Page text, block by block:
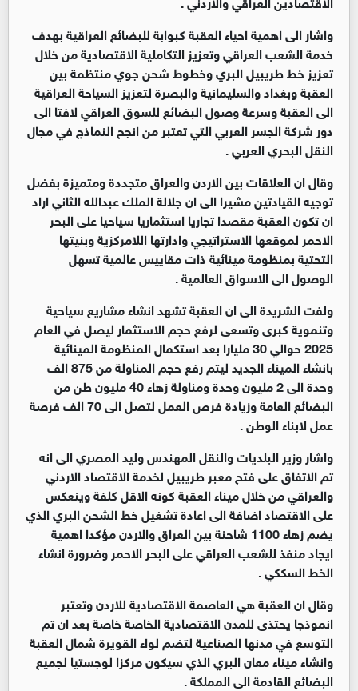
واشار الى اهمية احياء العقبة كبوابة للبضائع العراقية بهدف
خدمة الشعب العراقي وتعزيز التكاملية الاقتصادية من خلال
تعزيز خط طريبيل البري وخطوط شحن جوي منتظمة بين
العقبة وبغداد والسليمانية والبصرة لتعزيز السياحة العراقية
الى العقبة وسرعة وصول البضائع للسوق العراقي لافتا الى
دور شركة الجسر العربي التي تعتبر من انجح النماذج في مجال
النقل البحري العربي .
وقال ان العلاقات بين الاردن والعراق متجددة ومتميزة بفضل
توجيه القيادتين مشيرا الى ان جلالة الملك عبدالله الثاني اراد
ان تكون العقبة مقصدا تجاريا استثماريا سياحيا على البحر
الاحمر لموقعها الاستراتيجي وادارتها اللامركزية وبنيتها
التحتية بمنظومة مينائية ذات مقاييس عالمية تسهل
الوصول الى الاسواق العالمية .
ولفت الشريدة الى ان العقبة تشهد انشاء مشاريع سياحية
وتنموية كبرى وتسعى لرفع حجم الاستثمار ليصل في العام
2025 حوالي 30 مليارا بعد استكمال المنظومة المينائية
بانشاء الميناء الجديد ليتم رفع حجم المناولة من 875 الف
وحدة الى 2 مليون وحدة ومناولة زهاء 40 مليون طن من
البضائع العامة وزيادة فرص العمل لتصل الى 70 الف فرصة
عمل لابناء الوطن .
واشار وزير البلديات والنقل المهندس وليد المصري الى انه
تم الاتفاق على فتح معبر طريبيل لخدمة الاقتصاد الاردني
والعراقي من خلال ميناء العقبة كونه الاقل كلفة وينعكس
على الاقتصاد اضافة الى اعادة تشغيل خط الشحن البري الذي
يضم زهاء 1100 شاحنة بين العراق والاردن مؤكدا اهمية
ايجاد منفذ للشعب العراقي على البحر الاحمر وضرورة انشاء
الخط السككي .
وقال ان العقبة هي العاصمة الاقتصادية للاردن وتعتبر
انموذجا يحتذى للمدن الاقتصادية الخاصة خاصة بعد ان تم
التوسع في مدنها الصناعية لتضم لواء القويرة شمال العقبة
وانشاء ميناء معان البري الذي سيكون مركزا لوجستيا لجميع
البضائع القادمة الى المملكة .